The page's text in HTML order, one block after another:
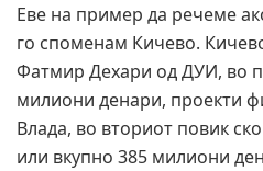
Еве на пример да речеме
го споменам Кичево.
Фатмир Дехари од ДУИ, во
милиони денари, проекти
Влада, во вториот повик
или вкупно 385 милиони